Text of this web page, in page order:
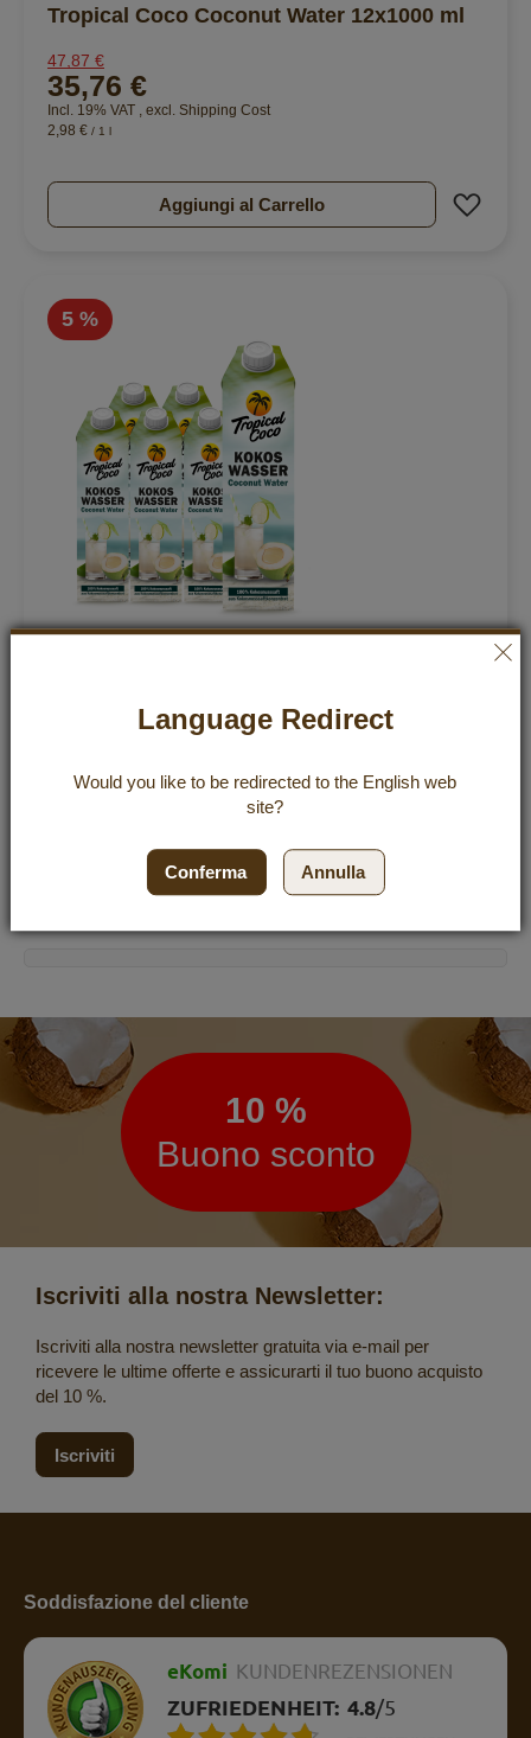
Tropical Coco Coconut Water 12x1000 ml
47,87 €
35,76 €
Incl. 19% VAT , excl. Shipping Cost
2,98 € / 1 l
Aggiungi al Carrello
5 %
3,79 € / 1 l
Aggiungi al Carrello
Newsletter
10 %
Buono sconto
Iscriviti alla nostra Newsletter:
Iscriviti alla nostra newsletter gratuita via e-mail per
ricevere le ultime offerte e assicurarti il tuo buono acquisto
del 10 %.
Iscriviti
Soddisfazione del cliente
eKomi KUNDENREZENSIONEN
ZUFRIEDENHEIT: 4.8/5
Language Redirect
Would you like to be redirected to the English web
site?
Conferma Annulla